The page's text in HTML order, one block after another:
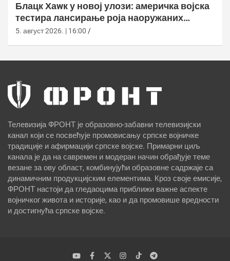
Блацк Хаwк у новој улози: америчка војска
тестира лансирање роја наоружаних
дронова
5. август 2026. | 16:00
Телевизија ФРОНТ је образовно-забавни телевизијски
канал који се посвећује промовисању српске војничке
традиције и афирмацији српске војске. Примарни циљ
канала је да на савремен и модеран начин обрађује теме
везане за ову област, комбинујући образовне садржаје са
динамичним продукцијским елементима. Кроз своје емисије,
ФРОНТ настоји да гледаоцима приближи важне аспекте
војничког живота и историје, као и да промовише вредности
и достигнућа српске војске.